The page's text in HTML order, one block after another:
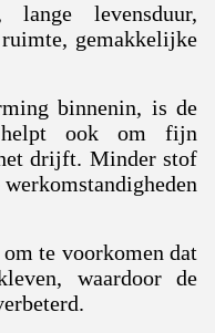
lange levensduur,
gemakkelijke
binnenin, is de
helpt ook om fijn
drijft. Minder stof
te voorkomen dat
waardoor de